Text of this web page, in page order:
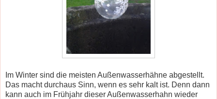
Im Winter sind die meisten Außenwasserhähne abgestellt.
Das macht durchaus Sinn, wenn es sehr kalt ist. Denn dann
kann auch im Frühjahr dieser Außenwasserhahn wieder